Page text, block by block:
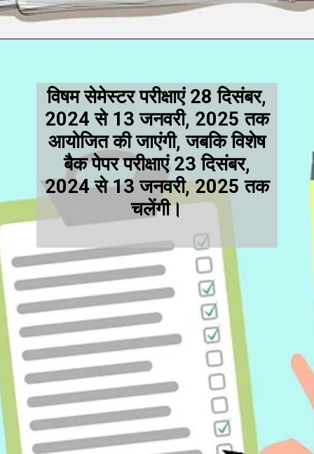
विषम सेमेस्टर परीक्षाएं 28 दिसंबर,
2024 से 13 जनवरी, 2025 तक
आयोजित की जाएंगी, जबकि विशेष
बैक पेपर परीक्षाएं 23 दिसंबर,
2024 से 13 जनवरी, 2025 तक
चलेंगी।